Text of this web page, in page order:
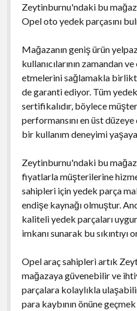
Zeytinburnu'ndaki bu
Opel oto yedek parçasını
Mağazanın geniş ürün
kullanıcılarının zamandan
etmelerini sağlamakla
de garanti ediyor. Tüm
sertifikalıdır, böylece
performansını en üst
bir kullanım deneyimi
Zeytinburnu'ndaki bu
fiyatlarla müşterilerine
sahipleri için yedek parça
endişe kaynağı olmuştur.
kaliteli yedek parçaları
imkanı sunarak bu sıkıntıyı
Opel araç sahipleri artık
mağazaya güvenebilir ve
parçalara kolaylıkla
para kaybının önüne